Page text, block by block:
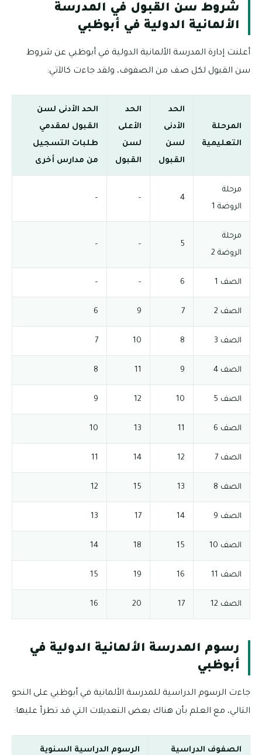
شروط سن القبول في المدرسة
الألمانية الدولية في أبوظبي
أعلنت إدارة المدرسة الألمانية الدولية في أبوظبي عن شروط
سن القبول لكل صف من الصفوف، ولقد جاءت كالآتي:
المرحلة
التعليمية
الحد
الأدنى
لسن
القبول
الحد
الأعلى
لسن
القبول
الحد الأدنى لسن
القبول لمقدمي
طلبات التسجيل
من مدارس أخرى
مرحلة
الروضة 1
4
–
–
مرحلة
الروضة 2
5
–
–
الصف 1 6
–
–
الصف 2 7
9
6
الصف 3 8
10
7
الصف 4 9
11
8
الصف 5 10
12
9
الصف 6 11
13
10
الصف 7 12
14
11
الصف 8 13
15
12
الصف 9 14
17
13
الصف 10 15
18
14
الصف 11 16
19
15
الصف 12 17
20
16
رسوم المدرسة الألمانية الدولية في
أبوظبي
جاءت الرسوم الدراسية للمدرسة الألمانية في أبوظبي على النحو
التالي، مع العلم بأن هناك بعض التعديلات التي قد تطرأ عليها:
الصفوف الدراسية الرسوم الدراسية السنوية